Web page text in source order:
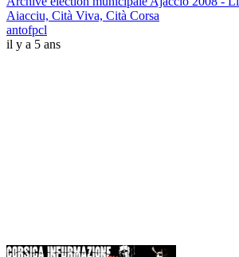
Aiacciu, Cità Viva, Cità Corsa
antofpcl
il y a 5 ans